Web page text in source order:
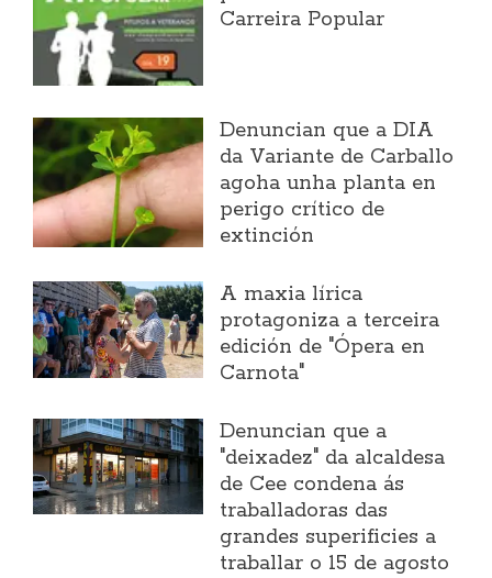
Carreira Popular
Denuncian que a DIA
da Variante de Carballo
agoha unha planta en
perigo crítico de
extinción
A maxia lírica
protagoniza a terceira
edición de "Ópera en
Carnota"
Denuncian que a
"deixadez" da alcaldesa
de Cee condena ás
traballadoras das
grandes superificies a
traballar o 15 de agosto